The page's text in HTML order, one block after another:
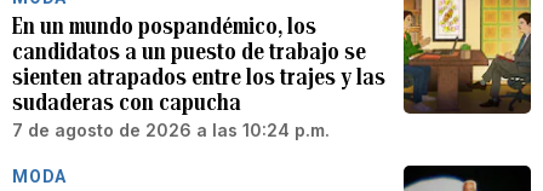
En un mundo pospandémico, los
candidatos a un puesto de trabajo se
sienten atrapados entre los trajes y las
sudaderas con capucha
7 de agosto de 2026 a las 10:24 p.m.
MODA